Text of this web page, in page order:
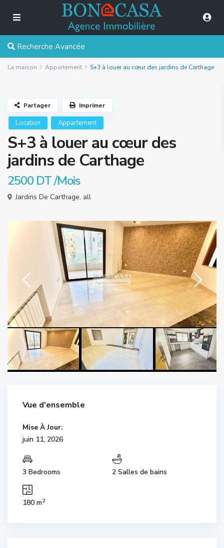
Recherche Avancée
La maison Appartement S+3 à louer au cœur des jardins de Carthage
Location Appartement
S+3 à louer au cœur des
jardins de Carthage
2500 DT/Mois
Jardins De Carthage, all
Partager Imprimer
Vue d'ensemble
Mise À Jour:
juin 11, 2026
3 Bedrooms 2 Salles de bains
180 m2